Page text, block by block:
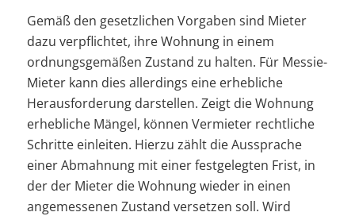
Gemäß den gesetzlichen Vorgaben sind Mieter
dazu verpflichtet, ihre Wohnung in einem
ordnungsgemäßen Zustand zu halten. Für Messie-
Mieter kann dies allerdings eine erhebliche
Herausforderung darstellen. Zeigt die Wohnung
erhebliche Mängel, können Vermieter rechtliche
Schritte einleiten. Hierzu zählt die Aussprache
einer Abmahnung mit einer festgelegten Frist, in
der der Mieter die Wohnung wieder in einen
angemessenen Zustand versetzen soll. Wird